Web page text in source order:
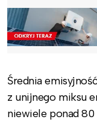
Średnia
z unijnego miksu
niewiele ponad